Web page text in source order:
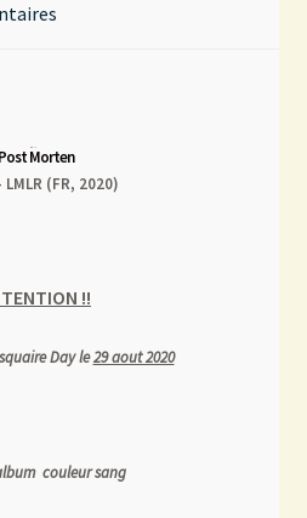
Post Morten
LMLR (FR, 2020)
!!
Day le29 aout 2020
couleur sang